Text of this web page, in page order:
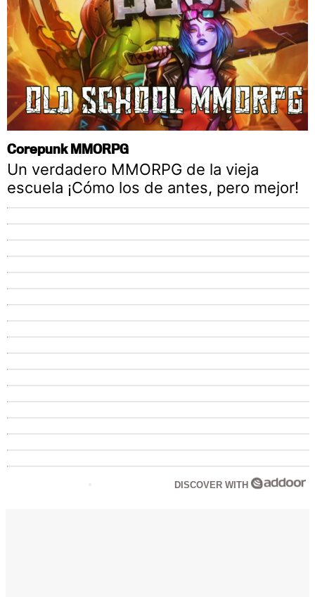
Corepunk MMORPG
Un verdadero MMORPG de la vieja
escuela ¡Cómo los de antes, pero mejor!
DISCOVER WITH